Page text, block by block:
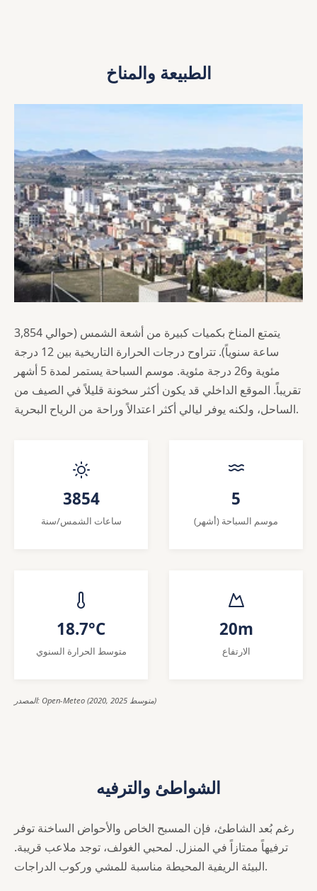
الطبيعة والمناخ
يتمتع المناخ بكميات كبيرة من أشعة الشمس (حوالي 3,854
ساعة سنوياً). تتراوح درجات الحرارة التاريخية بين 12 درجة
مئوية و26 درجة مئوية. موسم السباحة يستمر لمدة 5 أشهر
تقريباً. الموقع الداخلي قد يكون أكثر سخونة قليلاً في الصيف من
الساحل، ولكنه يوفر ليالي أكثر اعتدالاً وراحة من الرياح البحرية.
3854
ساعات الشمس/سنة
5
موسم السباحة (أشهر)
18.7°C
متوسط الحرارة السنوي
20m
الارتفاع
المصدر: Open-Meteo (2020, 2025 متوسط)
الشواطئ والترفيه
رغم بُعد الشاطئ، فإن المسبح الخاص والأحواض الساخنة توفر
ترفيهاً ممتازاً في المنزل. لمحبي الغولف، توجد ملاعب قريبة.
البيئة الريفية المحيطة مناسبة للمشي وركوب الدراجات.